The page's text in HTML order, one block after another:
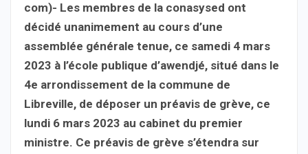
com)- Les membres de la conasysed ont
décidé unanimement au cours d’une
assemblée générale tenue, ce samedi 4 mars
2023 à l’école publique d’awendjé, situé dans le
4e arrondissement de la commune de
Libreville, de déposer un préavis de grève, ce
lundi 6 mars 2023 au cabinet du premier
ministre. Ce préavis de grève s’étendra sur